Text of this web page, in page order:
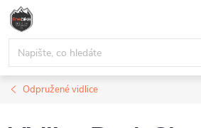
Přejít
obsah
Odpružené vidlice